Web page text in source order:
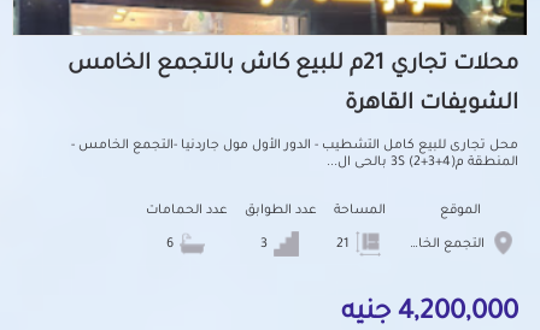
محلات تجاري 21م للبيع كاش بالتجمع الخامس
الشويفات القاهرة
محل تجارى للبيع كامل التشطيب - الدور الأول مول جاردنيا -التجمع الخامس -
المنطقة م3S (2+3+4) بالحى ال...
الموقع
التجمع الخامس الشويفات
المساحة عدد الطوابق عدد الحمامات
4,200,000 جنيه